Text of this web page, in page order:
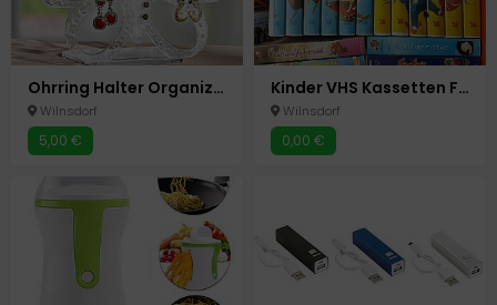
Ohrring Halter Organizer Ständer für bis zu 60 Ohrringe Neu Schmetterling Acryl
Wilnsdorf
5,00 €
Kinder VHS Kassetten Filme Videos Bibi Lauras Stern
Wilnsdorf
0,00 €